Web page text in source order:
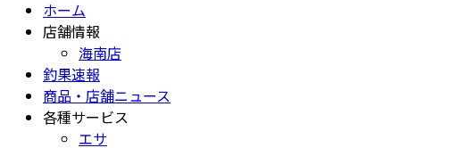
ホーム
店舗情報
海南店
釣果速報
商品・店舗ニュース
各種サービス
エサ